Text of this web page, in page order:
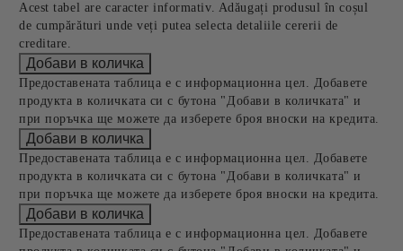
Acest tabel are caracter informativ. Adăugați produsul în coșul
de cumpărături unde veți putea selecta detaliile cererii de
creditare.
Предоставената таблица е с информационна цел. Добавете
продукта в количката си с бутона "Добави в количката" и
при поръчка ще можете да изберете броя вноски на кредита.
Предоставената таблица е с информационна цел. Добавете
продукта в количката си с бутона "Добави в количката" и
при поръчка ще можете да изберете броя вноски на кредита.
Предоставената таблица е с информационна цел. Добавете